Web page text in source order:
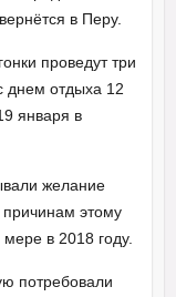
в Перу.
проведут три
днем отдыха 12
января в
желание
этому
в 2018 году.
потребовали